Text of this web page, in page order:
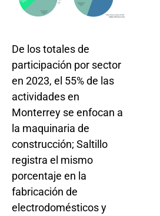
De los totales de
participación por sector
en 2023, el 55% de las
actividades en
Monterrey se enfocan a
la maquinaria de
construcción; Saltillo
registra el mismo
porcentaje en la
fabricación de
electrodomésticos y